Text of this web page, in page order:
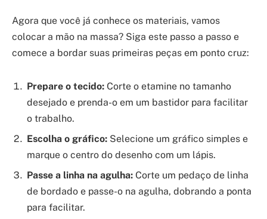
Agora que você já conhece os materiais, vamos
colocar a mão na massa? Siga este passo a passo e
comece a bordar suas primeiras peças em ponto cruz:
Prepare o tecido: Corte o etamine no tamanho
desejado e prenda-o em um bastidor para facilitar
o trabalho.
Escolha o gráfico: Selecione um gráfico simples e
marque o centro do desenho com um lápis.
Passe a linha na agulha: Corte um pedaço de linha
de bordado e passe-o na agulha, dobrando a ponta
para facilitar.